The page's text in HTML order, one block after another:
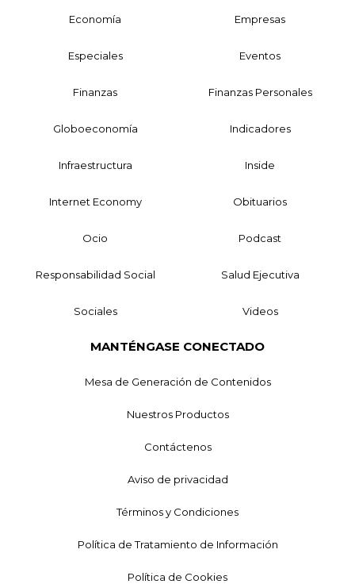
Economía Empresas
Especiales Eventos
Finanzas Finanzas Personales
Globoeconomía Indicadores
Infraestructura Inside
Internet Economy Obituarios
Ocio Podcast
Responsabilidad Social Salud Ejecutiva
Sociales Videos
MANTÉNGASE CONECTADO
Mesa de Generación de Contenidos
Nuestros Productos
Contáctenos
Aviso de privacidad
Términos y Condiciones
Política de Tratamiento de Información
Política de Cookies